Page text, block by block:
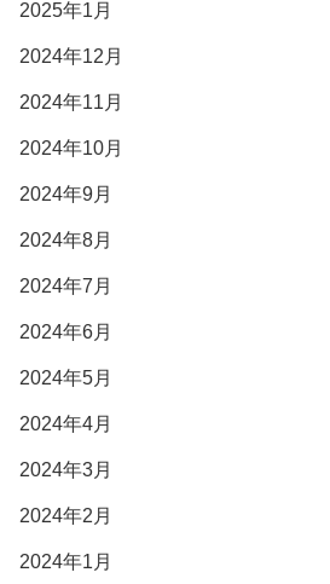
2025年1月
2024年12月
2024年11月
2024年10月
2024年9月
2024年8月
2024年7月
2024年6月
2024年5月
2024年4月
2024年3月
2024年2月
2024年1月